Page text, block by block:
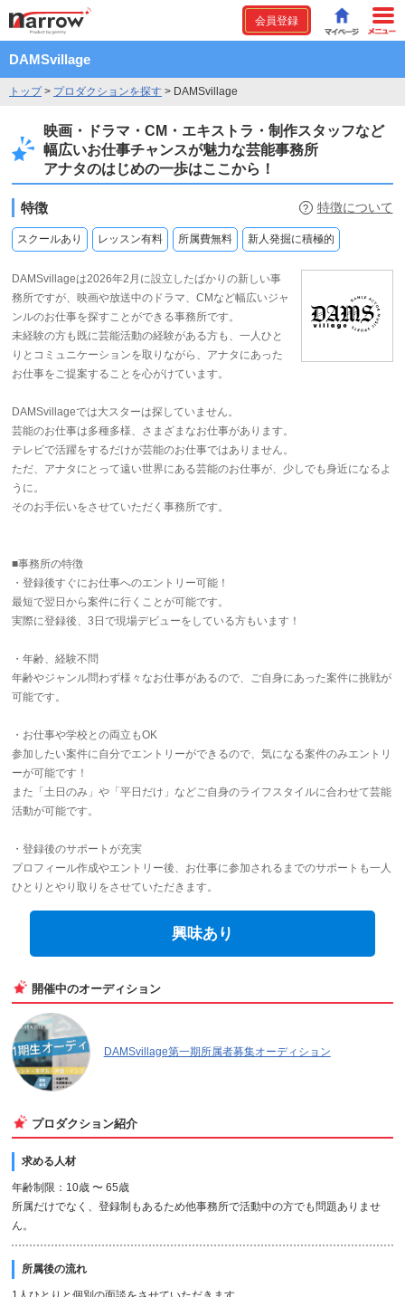
会員登録
DAMSvillage
トップ> プロダクションを探す > DAMSvillage
映画・ドラマ・CM・エキストラ・制作スタッフなど
幅広いお仕事チャンスが魅力な芸能事務所
アナタのはじめの一歩はここから！
特徴 ? 特徴について
スクールあり レッスン有料 所属費無料 新人発掘に積極的
DAMSvillageは2026年2月に設立したばかりの新しい事
務所ですが、映画や放送中のドラマ、CMなど幅広いジャ
ンルのお仕事を探すことができる事務所です。
未経験の方も既に芸能活動の経験がある方も、一人ひと
りとコミュニケーションを取りながら、アナタにあった
お仕事をご提案することを心がけています。
DAMSvillageでは大スターは探していません。
芸能のお仕事は多種多様、さまざまなお仕事があります。
テレビで活躍をするだけが芸能のお仕事ではありません。
ただ、アナタにとって遠い世界にある芸能のお仕事が、少しでも身近になるよ
うに。
そのお手伝いをさせていただく事務所です。
■事務所の特徴
・登録後すぐにお仕事へのエントリー可能！
最短で翌日から案件に行くことが可能です。
実際に登録後、3日で現場デビューをしている方もいます！
・年齢、経験不問
年齢やジャンル問わず様々なお仕事があるので、ご自身にあった案件に挑戦が
可能です。
・お仕事や学校との両立もOK
参加したい案件に自分でエントリーができるので、気になる案件のみエントリ
ーが可能です！
また「土日のみ」や「平日だけ」などご自身のライフスタイルに合わせて芸能
活動が可能です。
・登録後のサポートが充実
プロフィール作成やエントリー後、お仕事に参加されるまでのサポートも一人
ひとりとやり取りをさせていただきます。
興味あり
開催中のオーディション
DAMSvillage第一期所属者募集オーディション
プロダクション紹介
求める人材
年齢制限：10歳 〜 65歳
所属だけでなく、登録制もあるため他事務所で活動中の方でも問題ありませ
ん。
所属後の流れ